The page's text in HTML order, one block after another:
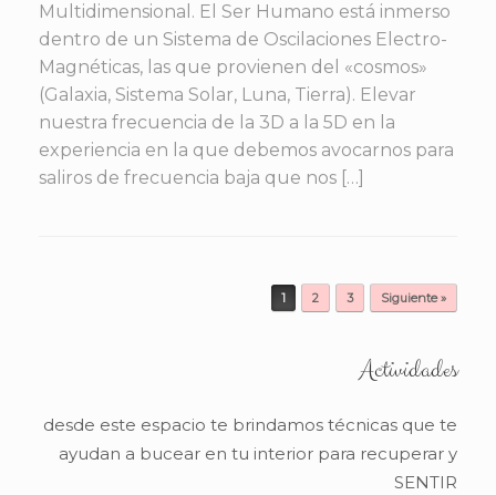
Multidimensional. El Ser Humano está inmerso
dentro de un Sistema de Oscilaciones Electro-
Magnéticas, las que provienen del «cosmos»
(Galaxia, Sistema Solar, Luna, Tierra). Elevar
nuestra frecuencia de la 3D a la 5D en la
experiencia en la que debemos avocarnos para
saliros de frecuencia baja que nos […]
1 2 3 Siguiente »
Actividades
desde este espacio te brindamos técnicas que te
ayudan a bucear en tu interior para recuperar y
SENTIR